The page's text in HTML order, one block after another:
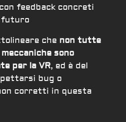
feedback concreti
futuro
che non tutte
sono
per la VR, ed è del
bug o
corretti in questa